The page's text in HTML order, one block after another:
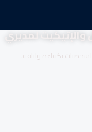
والإتيكيت لمديري
بكفاءة ولباقة.